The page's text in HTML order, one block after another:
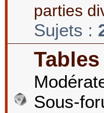
parties
Sujets :
Sous-